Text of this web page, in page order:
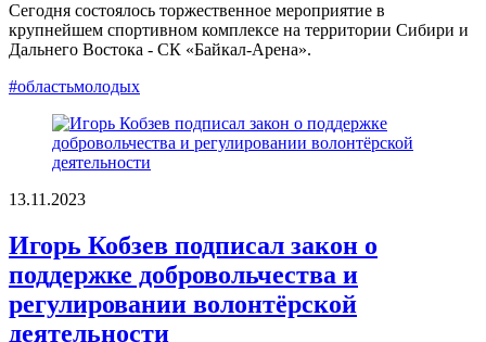
Сегодня состоялось торжественное мероприятие в
крупнейшем спортивном комплексе на территории Сибири и
Дальнего Востока - СК «Байкал-Арена».
#областьмолодых
13.11.2023
Игорь Кобзев подписал закон о
поддержке добровольчества и
регулировании волонтёрской
деятельности